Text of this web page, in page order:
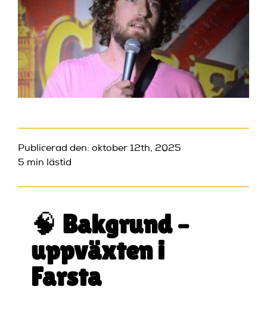
Publicerad den: oktober 12th, 2025
5 min lästid
🧠 Bakgrund –
uppväxten i
Farsta